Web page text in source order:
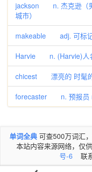
jackson n. 杰克逊（男
城市）
makeable adj. 可标记
Harvie n. (Harvie)人
chicest 漂亮的 时髦的
forecaster n. 预报员
单词全典 可查500万词汇
本站内容来源网络，仅
号-6 联